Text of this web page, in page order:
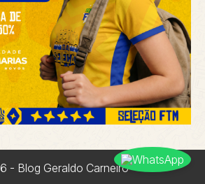
- Blog Geraldo Carneiro